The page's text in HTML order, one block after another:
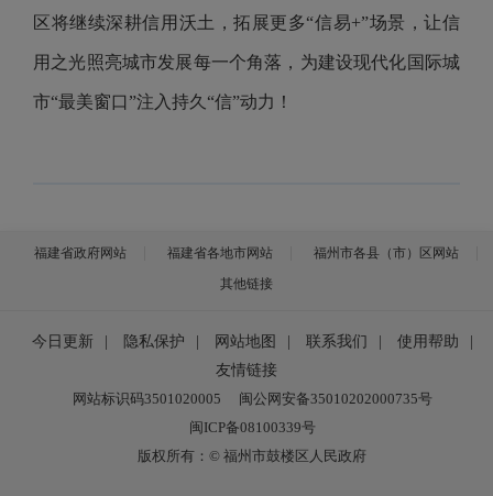
区将继续深耕信用沃土，拓展更多“信易+”场景，让信
用之光照亮城市发展每一个角落，为建设现代化国际城
市“最美窗口”注入持久“信”动力！
福建省政府网站 福建省各地市网站
福州市各县（市）区网站
其他链接
今日更新 隐私保护 网站地图 联系我们 使用帮助
友情链接
网站标识码3501020005
闽公网安备35010202000735号
闽ICP备08100339号
版权所有：© 福州市鼓楼区人民政府